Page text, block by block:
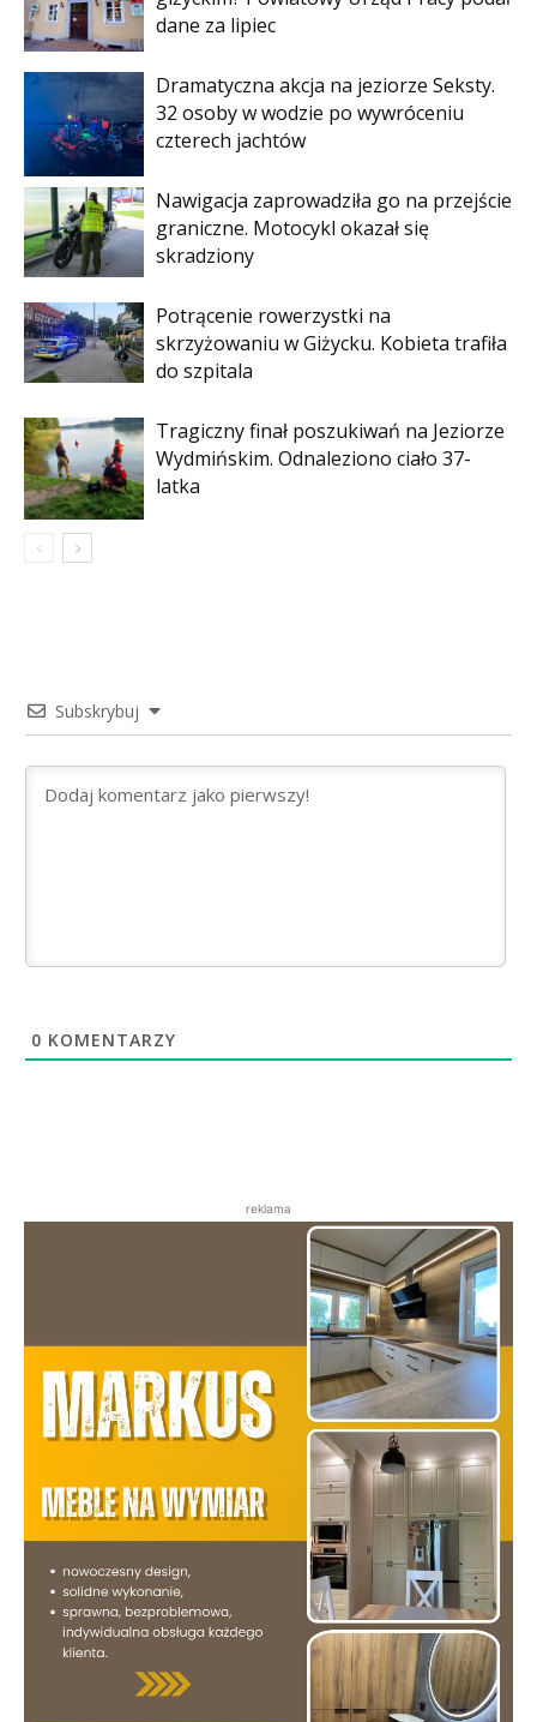
dane za lipiec
Dramatyczna akcja na jeziorze Seksty.
32 osoby w wodzie po wywróceniu
czterech jachtów
Nawigacja zaprowadziła go na przejście
graniczne. Motocykl okazał się
skradziony
Potrącenie rowerzystki na
skrzyżowaniu w Giżycku. Kobieta trafiła
do szpitala
Tragiczny finał poszukiwań na Jeziorze
Wydmińskim. Odnaleziono ciało 37-
latka
Subskrybuj
0 KOMENTARZY
reklama